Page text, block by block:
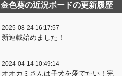
金色葵の近況ボードの更新履歴
2025-08-24 16:17:57
新連載始めました！
2024-04-14 10:49:14
オオカミさんは子犬を愛でたい！完